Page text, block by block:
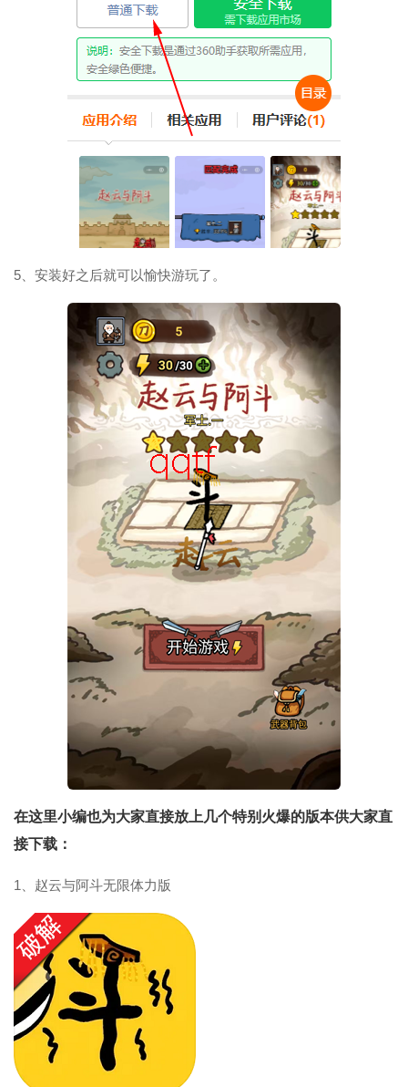
5、安装好之后就可以愉快游玩了。
在这里小编也为大家直接放上几个特别火爆的版本供大家直
接下载：
1、赵云与阿斗无限体力版